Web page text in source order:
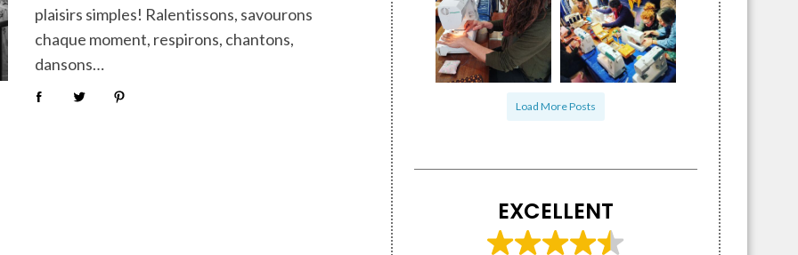
plaisirs simples! Ralentissons, savourons
chaque moment, respirons, chantons,
dansons…
Load More Posts
EXCELLENT